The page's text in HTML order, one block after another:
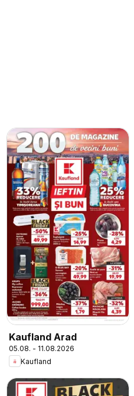
Kaufland Arad
05.08. - 11.08.2026
Kaufland